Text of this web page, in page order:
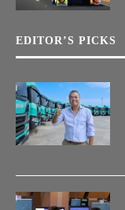
EDITOR’S PICKS